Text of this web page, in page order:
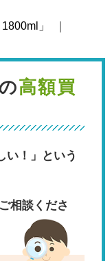
」
の高額買
い！」という
相談くださ